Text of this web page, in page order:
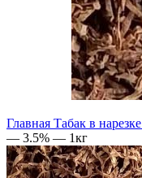
Главная Табак в нарезке
— 3.5% — 1кг